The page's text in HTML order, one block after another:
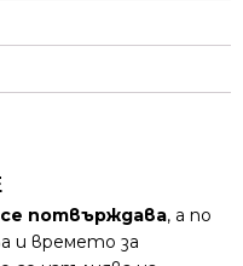
потвърждава, а по
и времето за